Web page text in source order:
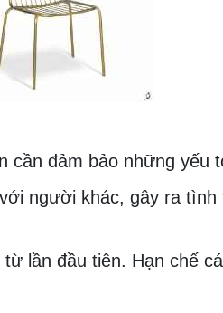
đảm bảo những yếu
người khác, gây ra tình
lần đầu tiên. Hạn chế